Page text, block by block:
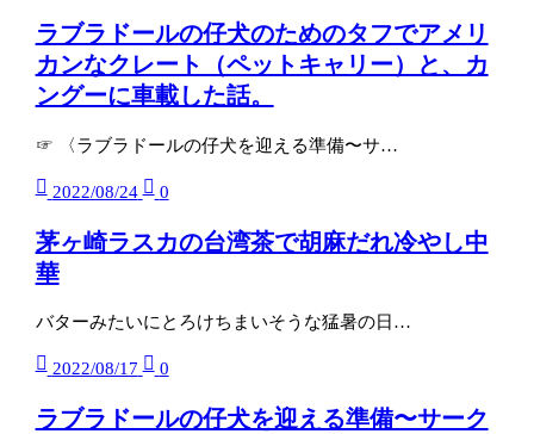
ラブラドールの仔犬のためのタフでアメリ
カンなクレート（ペットキャリー）と、カ
ングーに車載した話。
☞ 〈ラブラドールの仔犬を迎える準備〜サ…
2022/08/24 0
茅ヶ崎ラスカの台湾茶で胡麻だれ冷やし中
華
バターみたいにとろけちまいそうな猛暑の日…
2022/08/17 0
ラブラドールの仔犬を迎える準備〜サーク